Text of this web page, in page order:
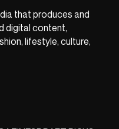
that produces and
digital content,
lifestyle, culture,